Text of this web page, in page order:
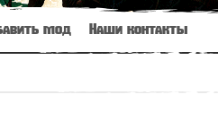
мод Наши контакты